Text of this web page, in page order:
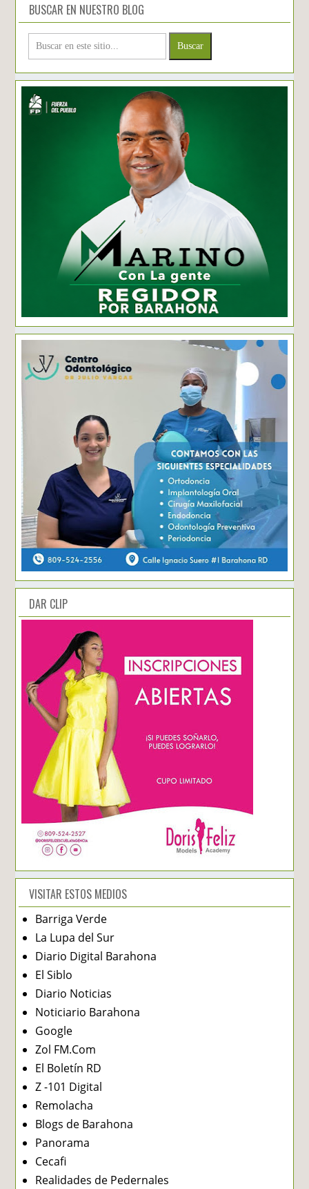
BUSCAR EN NUESTRO BLOG
DAR CLIP
VISITAR ESTOS MEDIOS
Barriga Verde
La Lupa del Sur
Diario Digital Barahona
El Siblo
Diario Noticias
Noticiario Barahona
Google
Zol FM.Com
El Boletín RD
Z -101 Digital
Remolacha
Blogs de Barahona
Panorama
Cecafi
Realidades de Pedernales